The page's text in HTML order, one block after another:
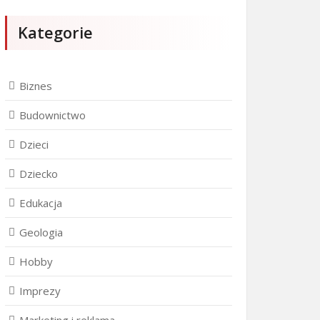
Kategorie
Biznes
Budownictwo
Dzieci
Dziecko
Edukacja
Geologia
Hobby
Imprezy